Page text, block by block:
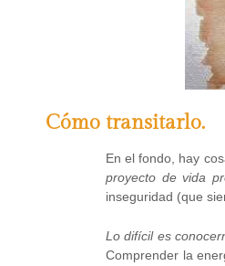
Cómo transitarlo.
En el fondo, hay
proyecto de vida
inseguridad (que
Lo difícil es
Comprender la